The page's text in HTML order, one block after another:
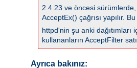
2.4.23 ve öncesi
AcceptEx() çağrısı yapılır.
httpd'nin şu anki dağıtımları
kullananların AcceptFilter
Ayrıca bakınız: